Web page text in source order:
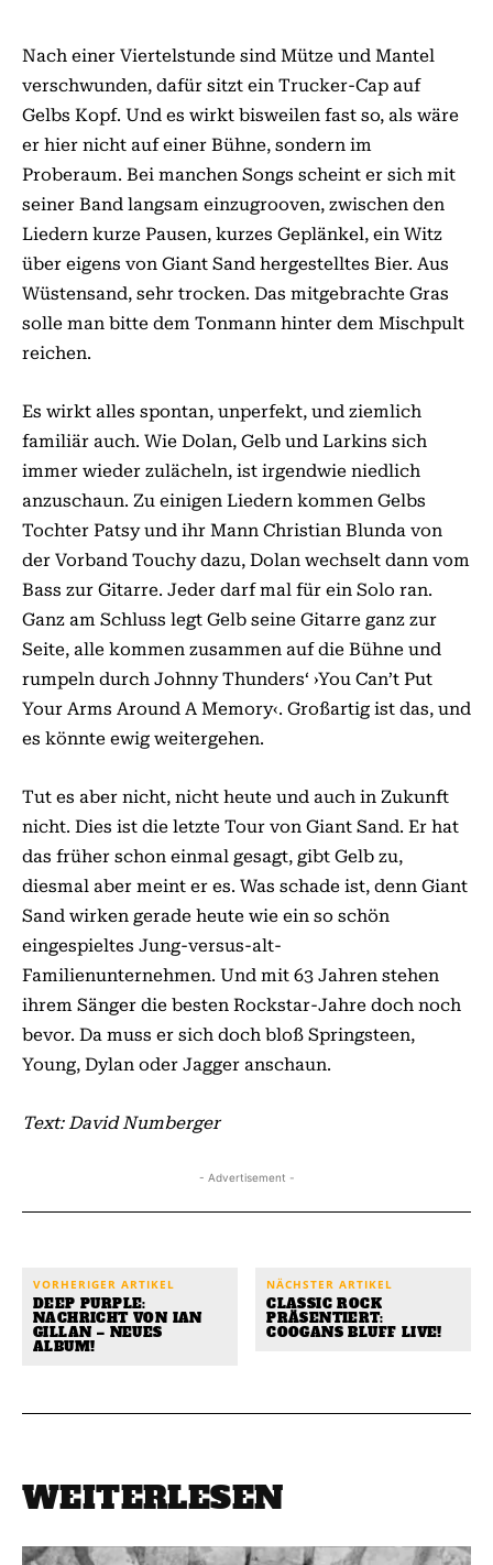
Nach einer Viertelstunde sind Mütze und Mantel
verschwunden, dafür sitzt ein Trucker-Cap auf
Gelbs Kopf. Und es wirkt bisweilen fast so, als wäre
er hier nicht auf einer Bühne, sondern im
Proberaum. Bei manchen Songs scheint er sich mit
seiner Band langsam einzugrooven, zwischen den
Liedern kurze Pausen, kurzes Geplänkel, ein Witz
über eigens von Giant Sand hergestelltes Bier. Aus
Wüstensand, sehr trocken. Das mitgebrachte Gras
solle man bitte dem Tonmann hinter dem Mischpult
reichen.
Es wirkt alles spontan, unperfekt, und ziemlich
familiär auch. Wie Dolan, Gelb und Larkins sich
immer wieder zulächeln, ist irgendwie niedlich
anzuschaun. Zu einigen Liedern kommen Gelbs
Tochter Patsy und ihr Mann Christian Blunda von
der Vorband Touchy dazu, Dolan wechselt dann vom
Bass zur Gitarre. Jeder darf mal für ein Solo ran.
Ganz am Schluss legt Gelb seine Gitarre ganz zur
Seite, alle kommen zusammen auf die Bühne und
rumpeln durch Johnny Thunders‘ ›You Can’t Put
Your Arms Around A Memory‹. Großartig ist das, und
es könnte ewig weitergehen.
Tut es aber nicht, nicht heute und auch in Zukunft
nicht. Dies ist die letzte Tour von Giant Sand. Er hat
das früher schon einmal gesagt, gibt Gelb zu,
diesmal aber meint er es. Was schade ist, denn Giant
Sand wirken gerade heute wie ein so schön
eingespieltes Jung-versus-alt-
Familienunternehmen. Und mit 63 Jahren stehen
ihrem Sänger die besten Rockstar-Jahre doch noch
bevor. Da muss er sich doch bloß Springsteen,
Young, Dylan oder Jagger anschaun.
Text: David Numberger
- Advertisement -
VORHERIGER ARTIKEL
DEEP PURPLE:
NACHRICHT VON IAN
GILLAN – NEUES
ALBUM!
NÄCHSTER ARTIKEL
CLASSIC ROCK
PRÄSENTIERT:
COOGANS BLUFF LIVE!
WEITERLESEN